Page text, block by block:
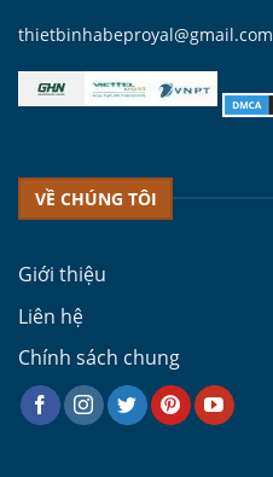
thietbinhabeproyal@gmail.com
VỀ CHÚNG TÔI
Giới thiệu
Liên hệ
Chính sách chung